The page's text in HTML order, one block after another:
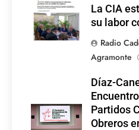
La CIA
su labor
Radio
Agramonte
Díaz-
Partidos
Obreros